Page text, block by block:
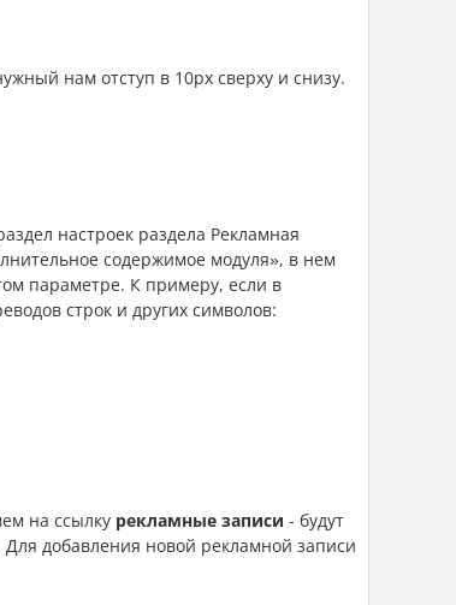
нам отступ в 10px сверху и снизу.
настроек раздела Рекламная
содержимое модуля», в нем
параметре. К примеру, если в
строк и других символов:
на ссылку рекламные записи - будут
добавления новой рекламной записи